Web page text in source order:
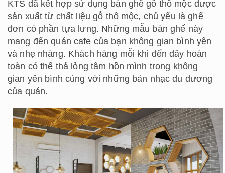
KTS đã kết hợp sử dụng bàn ghế gỗ thô mộc được
sản xuất từ chất liệu gỗ thô mộc, chủ yếu là ghế
đơn có phần tựa lưng. Những mẫu bàn ghế này
mang đến quán cafe của bạn không gian bình yên
và nhẹ nhàng. Khách hàng mỗi khi đến đây hoàn
toàn có thể thả lỏng tâm hồn mình trong không
gian yên bình cùng với những bản nhạc du dương
của quán.